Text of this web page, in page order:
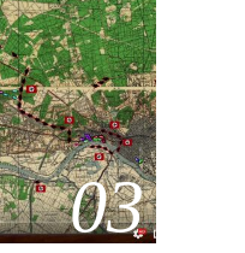
03